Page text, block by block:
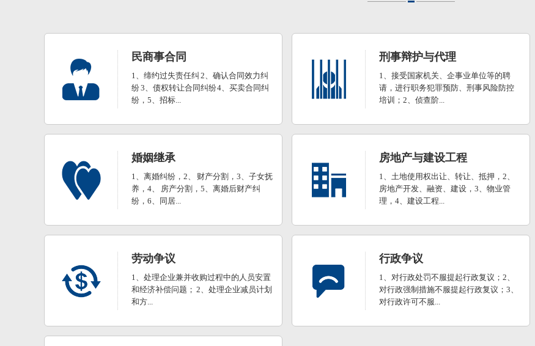
民商事合同
1、缔约过失责任纠 2、确认合同效力纠
纷 3、债权转让合同纠纷 4、买卖合同纠
纷，5、招标...
刑事辩护与代理
1、接受国家机关、企事业单位等的聘
请，进行职务犯罪预防、刑事风险防控
培训；2、侦查阶...
婚姻继承
1、离婚纠纷，2、 财产分割，3、子女抚
养，4、 房产分割，5、离婚后财产纠
纷，6、同居...
房地产与建设工程
1、土地使用权出让、转让、抵押，2、
房地产开发、融资、建设，3、物业管
理，4、建设工程...
劳动争议
1、处理企业兼并收购过程中的人员安置
和经济补偿问题； 2、处理企业减员计划
和方...
行政争议
1、对行政处罚不服提起行政复议；2、
对行政强制措施不服提起行政复议；3、
对行政许可不服...